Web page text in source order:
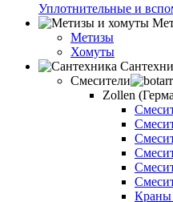
Уплотнительные и
Метизы
Хомуты
Смесители
Zollen
Краны